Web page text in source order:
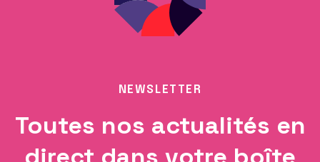
NEWSLETTER
Toutes nos actualités en